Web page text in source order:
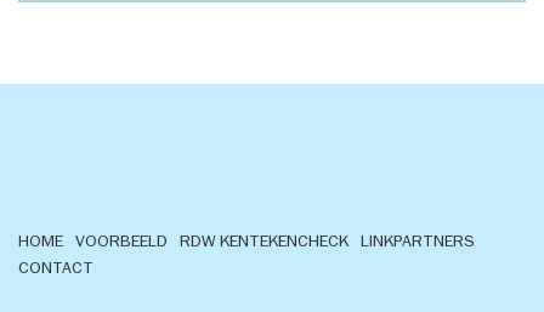
HOME VOORBEELD RDW KENTEKENCHECK
LINKPARTNERS
CONTACT